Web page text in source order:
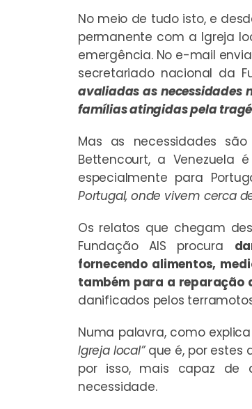
No meio de tudo isto, e
permanente com a Igreja
emergência. No e-mail
secretariado nacional da
avaliadas as necessidades
famílias atingidas pela
Mas as necessidades
Bettencourt, a
especialmente para
Portugal, onde vivem cerca
Os relatos que chegam
Fundação AIS procura
fornecendo alimentos,
também para a reparação
danificados pelos
Numa palavra, como
Igreja local”que é, por estes
por isso, mais capaz
necessidade.